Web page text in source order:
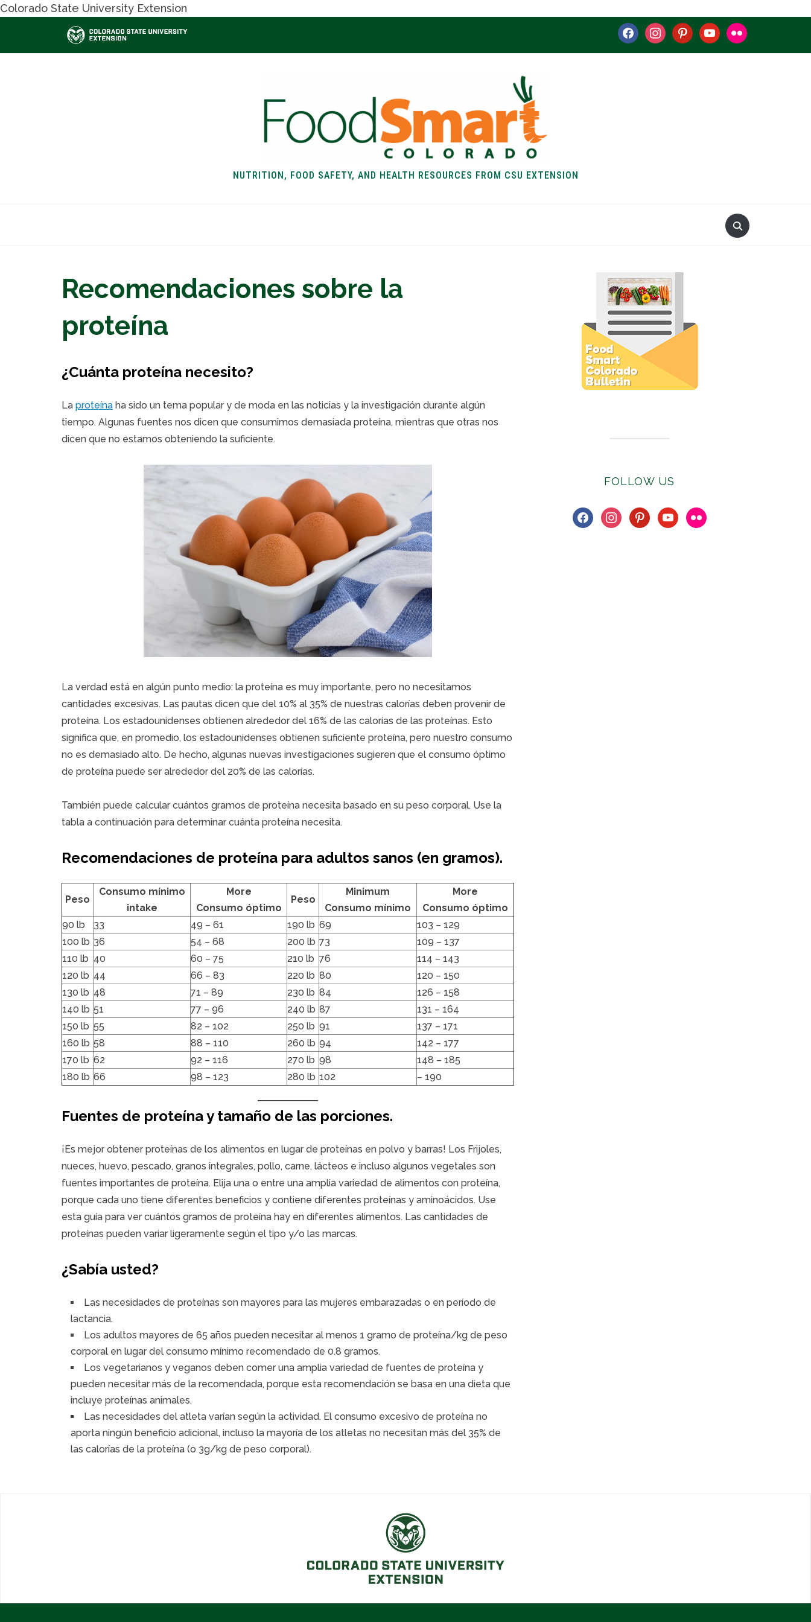
Colorado State University Extension
facebookinstagrampinterestyoutubeflickr
NUTRITION, FOOD SAFETY, AND HEALTH RESOURCES FROM CSU EXTENSION
Recomendaciones sobre la
proteína
¿Cuánta proteína necesito?
La proteína ha sido un tema popular y de moda en las noticias y la investigación durante algún
tiempo. Algunas fuentes nos dicen que consumimos demasiada proteína, mientras que otras nos
dicen que no estamos obteniendo la suficiente.
La verdad está en algún punto medio: la proteína es muy importante, pero no necesitamos
cantidades excesivas. Las pautas dicen que del 10% al 35% de nuestras calorías deben provenir de
proteína. Los estadounidenses obtienen alrededor del 16% de las calorías de las proteínas. Esto
significa que, en promedio, los estadounidenses obtienen suficiente proteína, pero nuestro consumo
no es demasiado alto. De hecho, algunas nuevas investigaciones sugieren que el consumo óptimo
de proteína puede ser alrededor del 20% de las calorías.
También puede calcular cuántos gramos de proteína necesita basado en su peso corporal. Use la
tabla a continuación para determinar cuánta proteína necesita.
Recomendaciones de proteína para adultos sanos (en gramos).
Peso
Consumo mínimo
intake
More
Consumo óptimo
Peso
Minimum
Consumo mínimo
More
Consumo óptimo
90 lb
33 49 – 61 190 lb 69
103 – 129
100 lb 36 54 – 68 200 lb 73
109 – 137
110 lb 40 60 – 75 210 lb 76
114 – 143
120 lb 44 66 – 83 220 lb 80
120 – 150
130 lb 48 71 – 89 230 lb 84
126 – 158
140 lb 51 77 – 96 240 lb 87
131 – 164
150 lb 55 82 – 102 250 lb 91
137 – 171
160 lb 58 88 – 110 260 lb 94
142 – 177
170 lb 62 92 – 116 270 lb 98
148 – 185
180 lb 66 98 – 123 280 lb 102 – 190
Fuentes de proteína y tamaño de las porciones.
¡Es mejor obtener proteínas de los alimentos en lugar de proteínas en polvo y barras! Los Frijoles,
nueces, huevo, pescado, granos integrales, pollo, carne, lácteos e incluso algunos vegetales son
fuentes importantes de proteína. Elija una o entre una amplia variedad de alimentos con proteína,
porque cada uno tiene diferentes beneficios y contiene diferentes proteínas y aminoácidos. Use
esta guía para ver cuántos gramos de proteína hay en diferentes alimentos. Las cantidades de
proteínas pueden variar ligeramente según el tipo y/o las marcas.
¿Sabía usted?
Las necesidades de proteínas son mayores para las mujeres embarazadas o en período de
lactancia.
Los adultos mayores de 65 años pueden necesitar al menos 1 gramo de proteína/kg de peso
corporal en lugar del consumo mínimo recomendado de 0.8 gramos.
Los vegetarianos y veganos deben comer una amplia variedad de fuentes de proteína y
pueden necesitar más de la recomendada, porque esta recomendación se basa en una dieta que
incluye proteínas animales.
Las necesidades del atleta varían según la actividad. El consumo excesivo de proteína no
aporta ningún beneficio adicional, incluso la mayoría de los atletas no necesitan más del 35% de
las calorías de la proteína (o 3g/kg de peso corporal).
FOLLOW US
facebookinstagrampinterestyoutube
flickr